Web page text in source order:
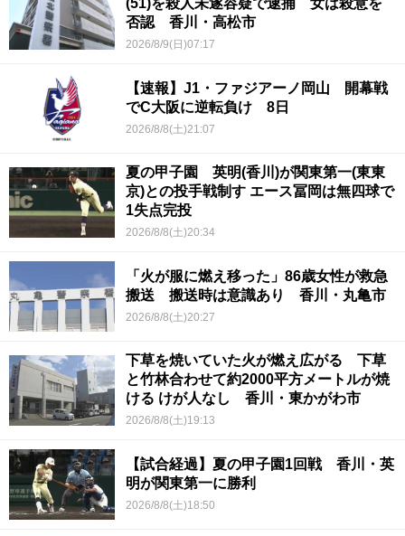
(51)を殺人未遂容疑で逮捕 女は殺意を
否認 香川・高松市
2026/8/9(日)07:17
【速報】J1・ファジアーノ岡山 開幕戦
でC大阪に逆転負け 8日
2026/8/8(土)21:07
夏の甲子園 英明(香川)が関東第一(東東
京)との投手戦制す エース冨岡は無四球で
1失点完投
2026/8/8(土)20:34
「火が服に燃え移った」86歳女性が救急
搬送 搬送時は意識あり 香川・丸亀市
2026/8/8(土)20:27
下草を焼いていた火が燃え広がる 下草
と竹林合わせて約2000平方メートルが焼
ける けが人なし 香川・東かがわ市
2026/8/8(土)19:13
【試合経過】夏の甲子園1回戦 香川・英
明が関東第一に勝利
2026/8/8(土)18:50